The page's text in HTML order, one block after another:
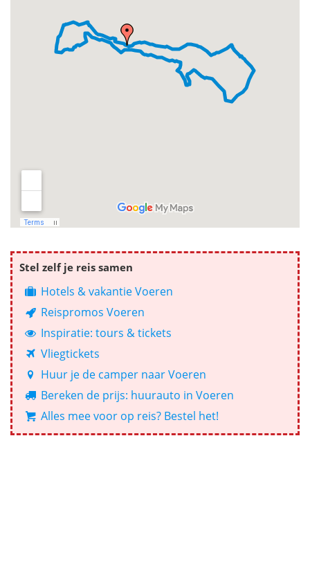
Stel zelf je reis samen
Hotels & vakantie Voeren
Reispromos Voeren
Inspiratie: tours & tickets
Vliegtickets
Huur je de camper naar Voeren
Bereken de prijs: huurauto in Voeren
Alles mee voor op reis? Bestel het!